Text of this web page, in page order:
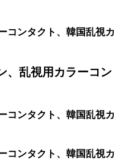
コンタクト、韓国乱視カ
、乱視用カラーコン
コンタクト、韓国乱視カ
コンタクト、韓国乱視カ